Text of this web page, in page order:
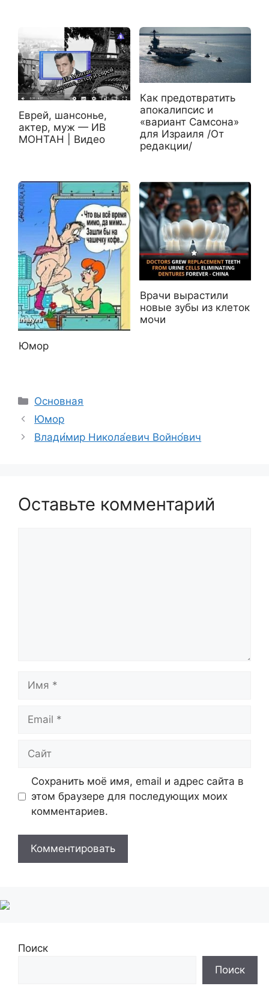
Еврей, шансонье,
актер, муж — ИВ
МОНТАН | Видео
Как предотвратить
апокалипсис и
«вариант Самсона»
для Израиля /От
редакции/
Юмор
Врачи вырастили
новые зубы из клеток
мочи
Рубрики
Основная
Юмор
Влади́мир Никола́евич Войно́вич
Оставьте комментарий
Имя
Email
Сайт
Сохранить моё имя, email и адрес сайта в
этом браузере для последующих моих
комментариев.
Поиск
Поиск